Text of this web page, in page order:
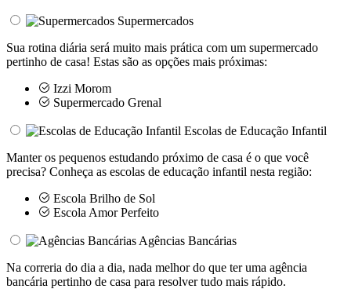
Supermercados
Sua rotina diária será muito mais prática com um supermercado
pertinho de casa! Estas são as opções mais próximas:
Izzi Morom
Supermercado Grenal
Escolas de Educação Infantil
Manter os pequenos estudando próximo de casa é o que você
precisa? Conheça as escolas de educação infantil nesta região:
Escola Brilho de Sol
Escola Amor Perfeito
Agências Bancárias
Na correria do dia a dia, nada melhor do que ter uma agência
bancária pertinho de casa para resolver tudo mais rápido.